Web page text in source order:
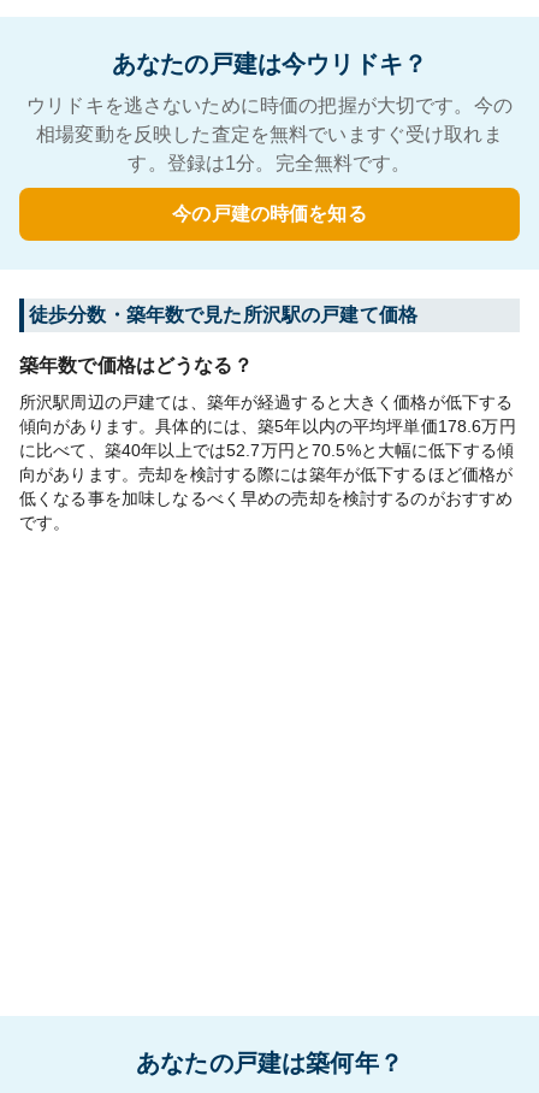
あなたの戸建は今ウリドキ？
ウリドキを逃さないために時価の把握が大切です。今の
相場変動を反映した査定を無料でいますぐ受け取れま
す。登録は1分。完全無料です。
今の戸建の時価を知る
徒歩分数・築年数で見た所沢駅の戸建て価格
築年数で価格はどうなる？
所沢駅周辺の戸建ては、築年が経過すると大きく価格が低下する
傾向があります。具体的には、築5年以内の平均坪単価178.6万円
に比べて、築40年以上では52.7万円と70.5%と大幅に低下する傾
向があります。売却を検討する際には築年が低下するほど価格が
低くなる事を加味しなるべく早めの売却を検討するのがおすすめ
です。
あなたの戸建は築何年？